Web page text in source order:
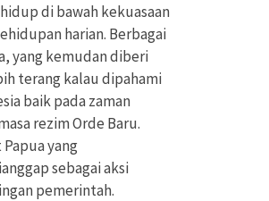
di bawah kekuasaan
harian. Berbagai
yang kemudan diberi
terang kalau dipahami
baik pada zaman
rezim Orde Baru.
yang
sebagai aksi
pemerintah.